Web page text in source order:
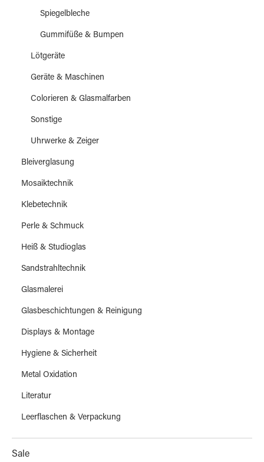
Spiegelbleche
Gummifüße & Bumpen
Lötgeräte
Geräte & Maschinen
Colorieren & Glasmalfarben
Sonstige
Uhrwerke & Zeiger
Bleiverglasung
Mosaiktechnik
Klebetechnik
Perle & Schmuck
Heiß & Studioglas
Sandstrahltechnik
Glasmalerei
Glasbeschichtungen & Reinigung
Displays & Montage
Hygiene & Sicherheit
Metal Oxidation
Literatur
Leerflaschen & Verpackung
Sale